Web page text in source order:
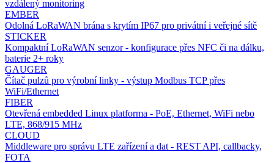
vzdálený monitoring
EMBER
Odolná LoRaWAN brána s krytím IP67 pro privátní i veřejné sítě
STICKER
Kompaktní LoRaWAN senzor - konfigurace přes NFC či na dálku,
baterie 2+ roky
GAUGER
Čítač pulzů pro výrobní linky - výstup Modbus TCP přes
WiFi/Ethernet
FIBER
Otevřená embedded Linux platforma - PoE, Ethernet, WiFi nebo
LTE, 868/915 MHz
CLOUD
Middleware pro správu LTE zařízení a dat - REST API, callbacky,
FOTA